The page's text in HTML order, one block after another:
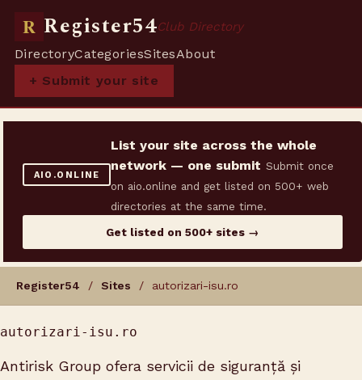
R Register54Club Directory
DirectoryCategoriesSitesAbout
+ Submit your site
AIO.ONLINE
List your site across the whole
network — one submit Submit once
on aio.online and get listed on 500+ web
directories at the same time.
Get listed on 500+ sites →
Register54 / Sites / autorizari-isu.ro
autorizari-isu.ro
Antirisk Group ofera servicii de siguranță și